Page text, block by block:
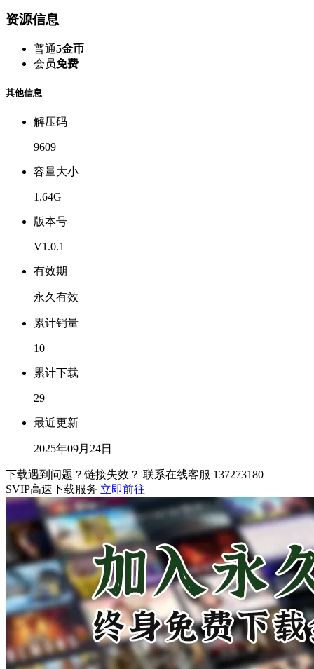
资源信息
普通5金币
会员免费
其他信息
解压码
9609
容量大小
1.64G
版本号
V1.0.1
有效期
永久有效
累计销量
10
累计下载
29
最近更新
2025年09月24日
下载遇到问题？链接失效？ 联系在线客服 137273180
SVIP高速下载服务 立即前往